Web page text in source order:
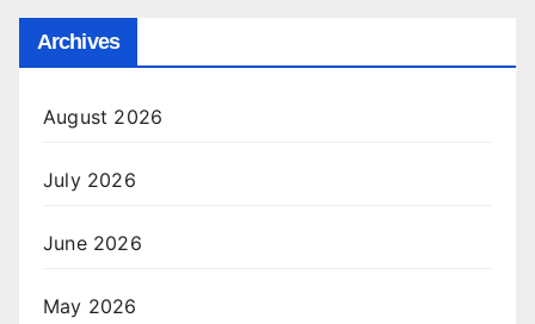
Archives
August 2026
July 2026
June 2026
May 2026